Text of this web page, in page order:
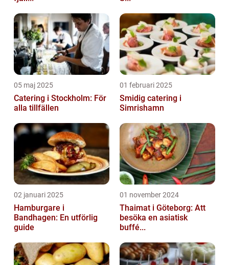
05 maj 2025
Catering i Stockholm: För
alla tillfällen
01 februari 2025
Smidig catering i
Simrishamn
02 januari 2025
Hamburgare i
Bandhagen: En utförlig
guide
01 november 2024
Thaimat i Göteborg: Att
besöka en asiatisk
buffé...